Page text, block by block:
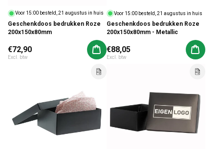
Voor 15:00 besteld, 21 augustus in huis
Geschenkdoos bedrukken Roze
200x150x80mm
Normale prijs
€72,90
Excl. btw
Aan winkelwagen toevoegen
Voor 15:00 besteld, 21 augustus in huis
Geschenkdoos bedrukken Roze
200x150x80mm - Metallic
Normale prijs
€88,05
Excl. btw
Aan